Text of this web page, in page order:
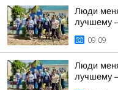
Люди
лучшему
09:09
Люди
лучшему